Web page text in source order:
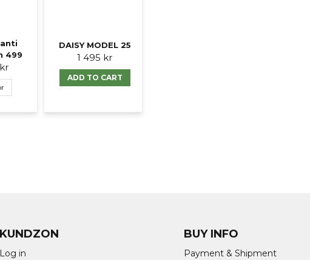
499
DAISY MODEL 25
1 495 kr
ADD TO CART
KUNDZON
Log in
BUY INFO
Payment & Shipment